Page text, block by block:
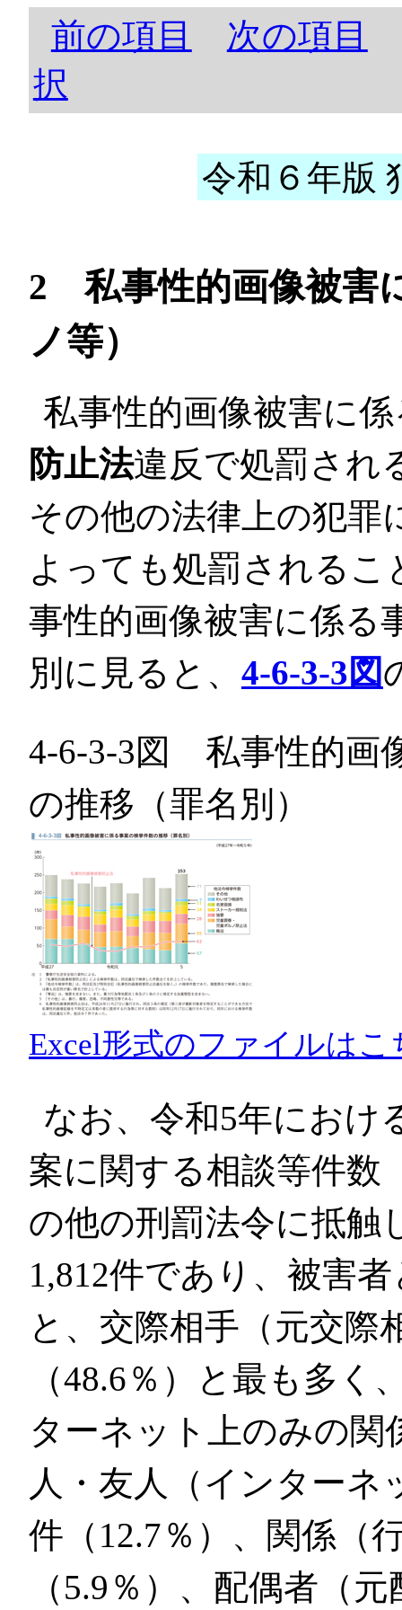
前の項目
次の項目
択
令和６年版
2 私事性的画像被害
ノ等）
私事性的画像被害に
防止法違反で処罰され
その他の法律上の犯罪
よっても処罰されるこ
事性的画像被害に係る
別に見ると、 4-6-3-3図
4-6-3-3図 私事性的画
の推移（罪名別）
Excel形式のファイルはこ
なお、令和5年におけ
案に関する相談等件数
の他の刑罰法令に抵触
1,812件であり、被害
と、交際相手（元交際
（48.6％）と最も多
ターネット上のみの関
人・友人（インターネ
件（12.7％）、関係（
（5.9％）、配偶者（